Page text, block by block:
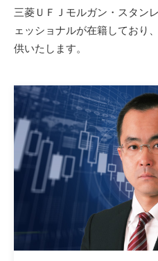
三菱ＵＦＪモルガン・スタン
ェッショナルが在籍しており
供いたします。